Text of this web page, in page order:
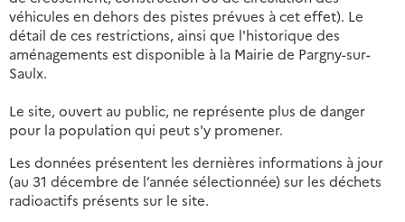
véhicules en dehors des pistes prévues à cet effet). Le
détail de ces restrictions, ainsi que l'historique des
aménagements est disponible à la Mairie de Pargny-sur-
Saulx.
Le site, ouvert au public, ne représente plus de danger
pour la population qui peut s'y promener.
Les données présentent les dernières informations à jour
(au 31 décembre de l’année sélectionnée) sur les déchets
radioactifs présents sur le site.